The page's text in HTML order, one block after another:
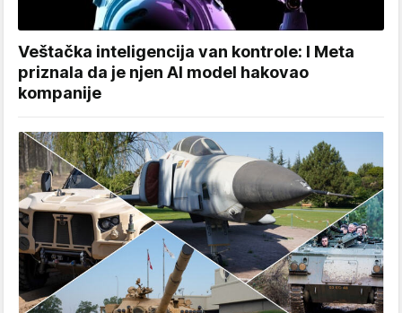
Veštačka inteligencija van kontrole: I Meta
priznala da je njen AI model hakovao
kompanije